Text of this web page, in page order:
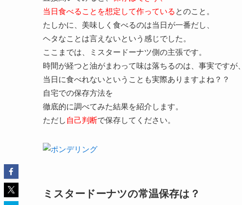
当日食べることを想定して作っている とのこと。
たしかに、美味しく食べるのは当日が一番だし、
ヘタなことは言えないという感じでした。
ここまでは、ミスタードーナツ側の主張です。
時間が経つと油がまわって味は落ちるのは、事実ですが、
当日に食べれないということも実際ありますよね？？
自宅での保存方法を
徹底的に調べてみた結果を紹介します。
ただし 自己判断で保存してください。
ミスタードーナツの常温保存は？